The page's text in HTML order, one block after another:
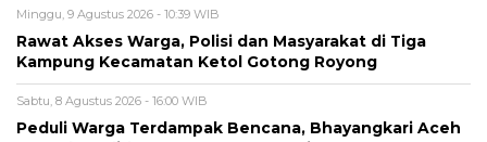
Minggu, 9 Agustus 2026 - 10:39 WIB
Rawat Akses Warga, Polisi dan Masyarakat di Tiga
Kampung Kecamatan Ketol Gotong Royong
Sabtu, 8 Agustus 2026 - 16:00 WIB
Peduli Warga Terdampak Bencana, Bhayangkari Aceh